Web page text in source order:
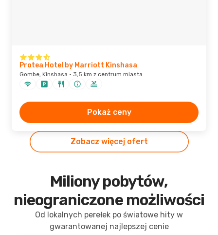
Protea Hotel by Marriott Kinshasa
Gombe, Kinshasa · 3,5 km z centrum miasta
Pokaż ceny
Zobacz więcej ofert
Miliony pobytów,
nieograniczone możliwości
Od lokalnych perełek po światowe hity w
gwarantowanej najlepszej cenie